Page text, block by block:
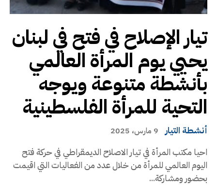
تيار الإصلاح في فتح في لبنان
يحيي يوم المرأة العالمي
بأنشطة متنوعة ويوجه
التحية للمرأة الفلسطينية
أنشطة التيار 9 مارس، 2025
احيا مكتب المرأة في تيار الاصلاح الديمقراطي في حركة فتح
اليوم العالمي للمرأة من خلال عدد من الفعاليات التي اقيمت
بحضور ومشاركة...